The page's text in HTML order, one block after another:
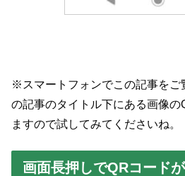
※スマートフォンでこの記事をご
の記事のタイトル下にある画像の
ますので試してみてくださいね。
画面長押しでQRコード